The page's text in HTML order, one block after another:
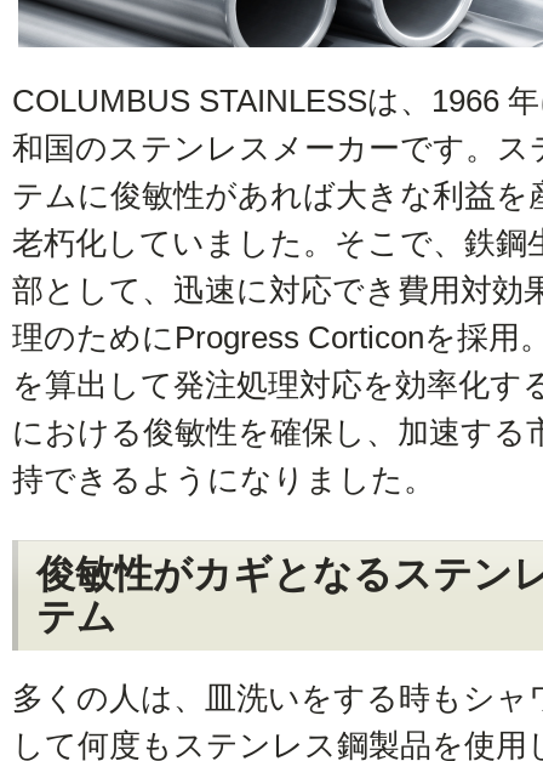
COLUMBUS STAINLESSは、1966
和国のステンレスメーカーです。
テムに俊敏性があれば大きな利益
老朽化していました。そこで、鉄鋼
部として、迅速に対応でき費用対効
理のためにProgress Corticonを採用
を算出して発注処理対応を効率化す
における俊敏性を確保し、加速する
持できるようになりました。
俊敏性がカギとなるステン
テム
多くの人は、皿洗いをする時もシ
して何度もステンレス鋼製品を使